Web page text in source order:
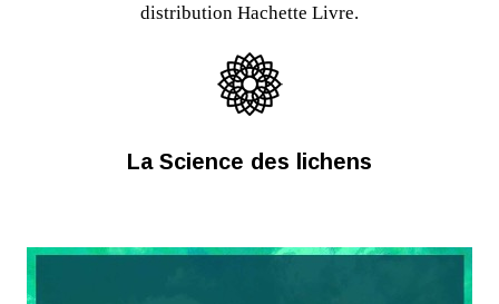
distribution Hachette Livre.
La Science des lichens